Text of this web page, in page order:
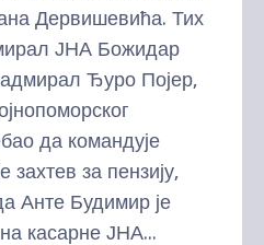
Дервишевића. Тих
ЈНА Божидар
Ђуро Појер,
да командује
за пензију,
Анте Будимир је
касарне ЈНА...